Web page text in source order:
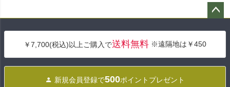
へ
￥7,700(税込)以上ご購入で送料無料 ※遠隔地は￥450
新規会員登録で500ポイントプレゼント